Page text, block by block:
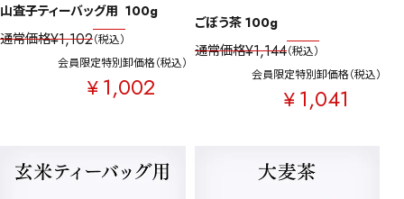
山査子ティーバッグ用  100g
通常価格¥1,102 税込
会員限定特別卸価格
¥1,002
税込
ごぼう茶 100g
通常価格¥1,144 税込
会員限定特別卸価格
¥1,041
税込